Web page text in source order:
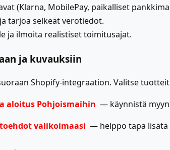
(Klarna, MobilePay, paikalliset
tarjoa selkeät verotiedot.
ja ilmoita realistiset toimitusajat.
ja kuvauksiin
Shopify-integraation. Valitse
aloitus Pohjoismaihin — käynnistä
valikoimaasi — helppo tapa lisätä